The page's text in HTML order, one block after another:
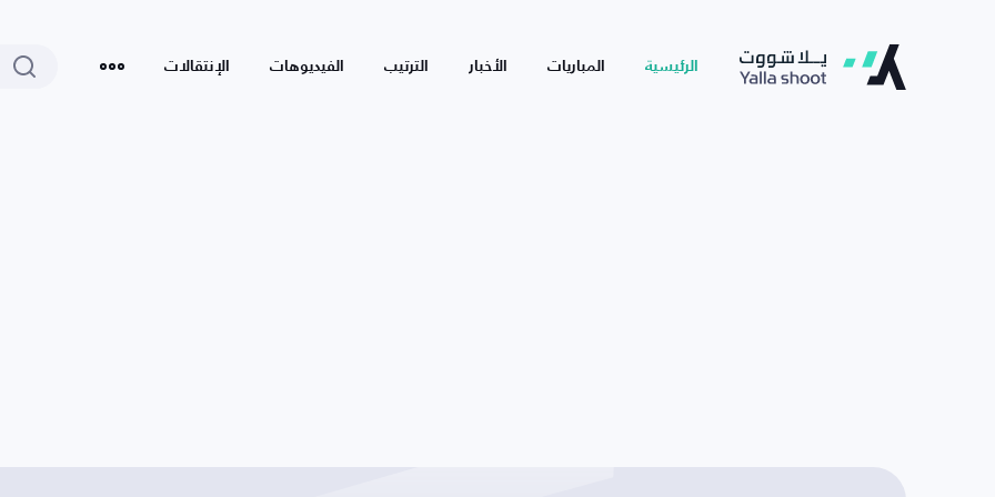
الرئيسية المباريات الأخبار الترتيب الفيديوهات الإنتقالات